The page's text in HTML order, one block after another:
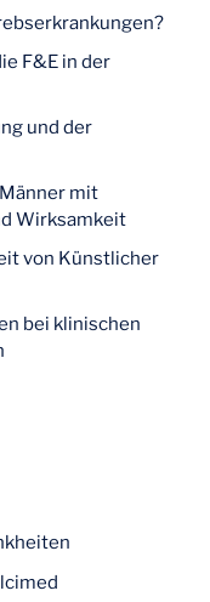
F&E in der
und der
mit
Wirksamkeit
von Künstlicher
bei klinischen